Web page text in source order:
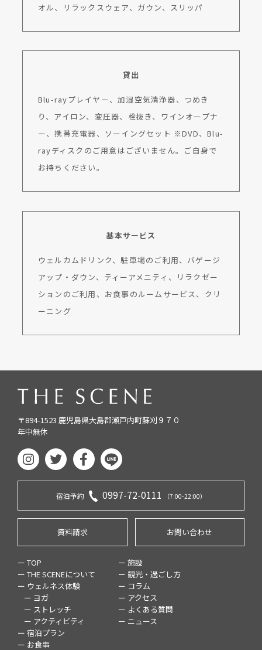
オル、リラックスウェア、ガウン、スリッパ
貸出
Blu-rayプレイヤー、加湿空気清浄器、つめき
り、アイロン、変圧器、栓抜き、ワインオープナ
ー、携帯充電器、ソーイングセット ※DVD、Blu-
rayディスクのご用意はございません。ご自身で
お持ちください。
基本サービス
ウェルカムドリンク、駐車場のご利用、バゲージ
アップ・ダウン、ティーアメニティ、リラクゼー
ションのご利用、お食事のルームサービス、クリ
ーニング
〒894-1523 鹿児島県大島郡瀬戸内町蘇刈９７０
年中無休
宿泊予約 0997-72-0111 （7:00-22:00）
資料請求 お問い合わせ
ー TOP
ー THE SCENEについて
ー ウェルネス体験
ー ヨガ
ー ストレッチ
ー アクティビティ
ー 宿泊プラン
ー お食事
ー 施設
ー 観光・過ごし方
ー コラム
ー アクセス
ー よくある質問
ー ニュース